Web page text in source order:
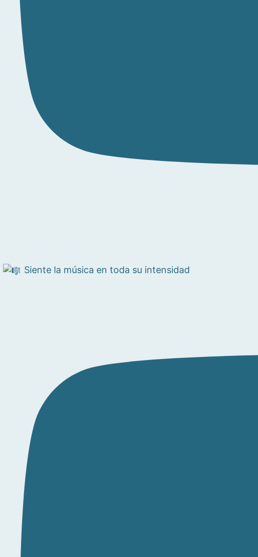
Siente la música en toda su intensidad